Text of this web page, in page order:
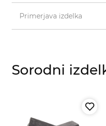
Primerjava izdelka
Sorodni